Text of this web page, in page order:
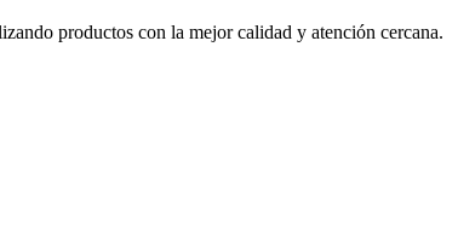
productos con la mejor calidad y atención cercana.